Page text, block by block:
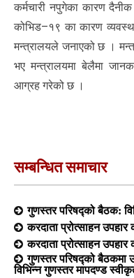
कर्मचारी नपुगेका कारण
कोभिड–१९ का कारण
मन्त्रालयले जनाएको छ ।
भए मन्त्रालयमा बेलैमा
आग्रह गरेको छ ।
सम्बन्धित समाचार
गुणस्तर परिषद्को बैठक:
करदाता प्रोत्साहन
करदाता प्रोत्साहन
गुणस्तर परिषद्को बैठकमा
विभिन्न गुणस्तर मापदण्ड